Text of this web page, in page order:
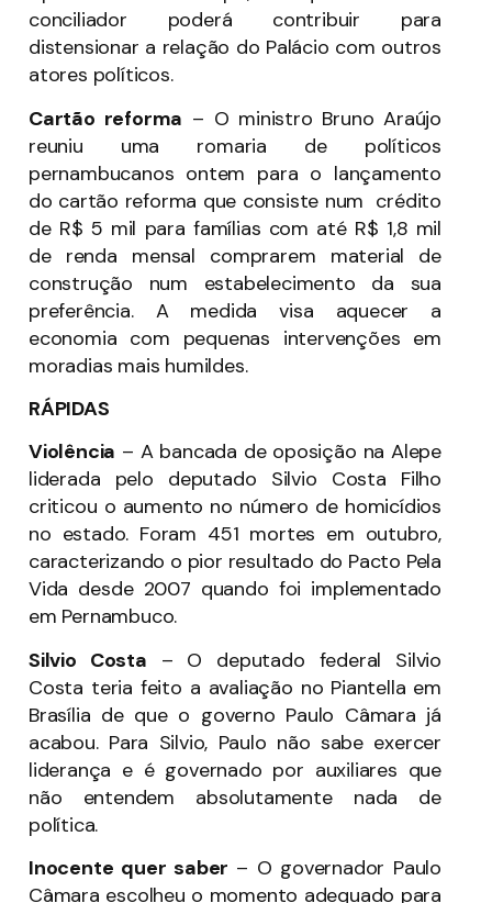
conciliador poderá contribuir para
distensionar a relação do Palácio com outros
atores políticos.
Cartão reforma – O ministro Bruno Araújo
reuniu uma romaria de políticos
pernambucanos ontem para o lançamento
do cartão reforma que consiste num crédito
de R$ 5 mil para famílias com até R$ 1,8 mil
de renda mensal comprarem material de
construção num estabelecimento da sua
preferência. A medida visa aquecer a
economia com pequenas intervenções em
moradias mais humildes.
RÁPIDAS
Violência – A bancada de oposição na Alepe
liderada pelo deputado Silvio Costa Filho
criticou o aumento no número de homicídios
no estado. Foram 451 mortes em outubro,
caracterizando o pior resultado do Pacto Pela
Vida desde 2007 quando foi implementado
em Pernambuco.
Silvio Costa – O deputado federal Silvio
Costa teria feito a avaliação no Piantella em
Brasília de que o governo Paulo Câmara já
acabou. Para Silvio, Paulo não sabe exercer
liderança e é governado por auxiliares que
não entendem absolutamente nada de
política.
Inocente quer saber – O governador Paulo
Câmara escolheu o momento adequado para